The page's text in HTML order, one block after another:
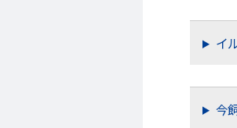
イ
今